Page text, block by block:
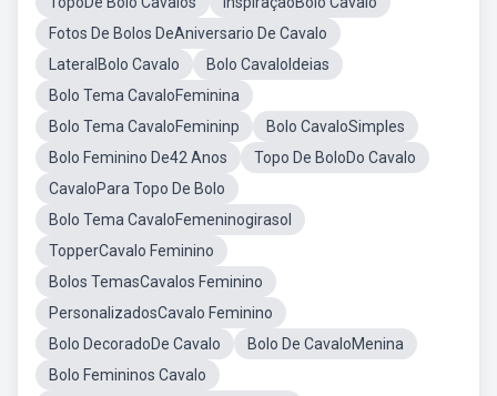
Fotos De Bolos DeAniversario De Cavalo
LateralBolo Cavalo
Bolo CavaloIdeias
Bolo Tema CavaloFeminina
Bolo Tema CavaloFemininp
Bolo CavaloSimples
Bolo Feminino De42 Anos
Topo De BoloDo Cavalo
CavaloPara Topo De Bolo
Bolo Tema CavaloFemeninogirasol
TopperCavalo Feminino
Bolos TemasCavalos Feminino
PersonalizadosCavalo Feminino
Bolo DecoradoDe Cavalo
Bolo De CavaloMenina
Bolo Femininos Cavalo